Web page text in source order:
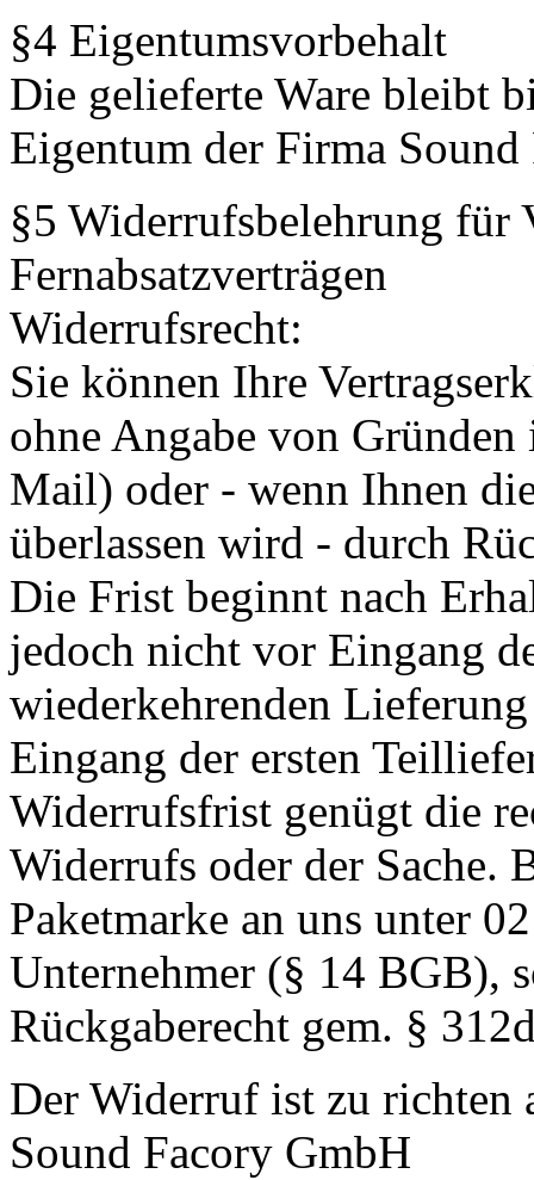
§4 Eigentumsvorbehalt
Die gelieferte Ware bleibt
Eigentum der Firma
§5 Widerrufsbelehrung für
Fernabsatzverträgen
Widerrufsrecht:
Sie können Ihre
ohne Angabe von
Mail) oder - wenn Ihnen
überlassen wird - durch
Die Frist beginnt nach
jedoch nicht vor Eingang
wiederkehrenden
Eingang der ersten
Widerrufsfrist genügt die
Widerrufs oder der Sache.
Paketmarke an uns unter
Unternehmer (§ 14 BGB),
Rückgaberecht gem. §
Der Widerruf ist zu richten
Sound Facory GmbH